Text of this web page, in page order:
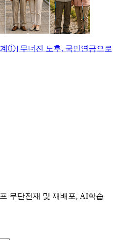
①] 무너진 노후, 국민연금으로
무단전재 및 재배포, AI학습